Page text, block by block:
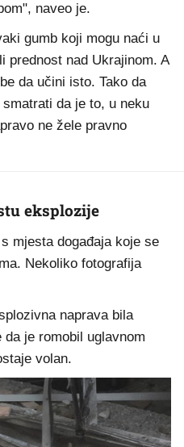
naveo je.
gumb koji mogu naći u
prednost nad Ukrajinom. A
da učini isto. Tako da
da je to, u neku
ne žele pravno
eksplozije
mjesta događaja koje se
Nekoliko fotografija
naprava bila
je romobil uglavnom
volan.